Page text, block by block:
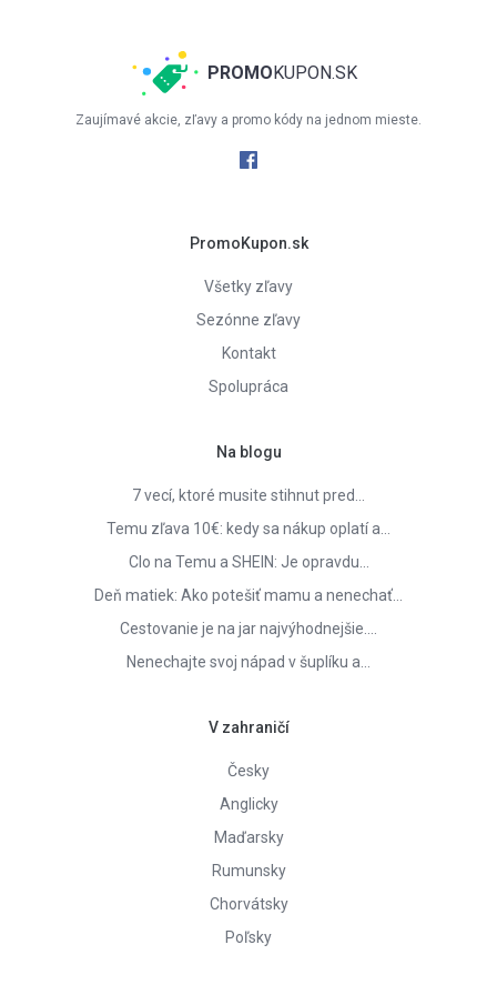
PROMOKUPON.SK
Zaujímavé akcie, zľavy a promo kódy na jednom mieste.
PromoKupon.sk
Všetky zľavy
Sezónne zľavy
Kontakt
Spolupráca
Na blogu
7 vecí, ktoré musite stihnut pred…
Temu zľava 10€: kedy sa nákup oplatí a…
Clo na Temu a SHEIN: Je opravdu…
Deň matiek: Ako potešiť mamu a nenechať…
Cestovanie je na jar najvýhodnejšie.…
Nenechajte svoj nápad v šuplíku a…
V zahraničí
Česky
Anglicky
Maďarsky
Rumunsky
Chorvátsky
Poľsky